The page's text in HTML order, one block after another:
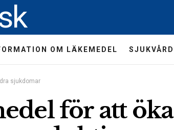
OM LÄKEMEDEL SJUKVÅRD
sjukdomar
för att öka